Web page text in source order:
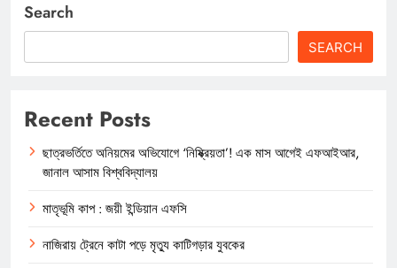
Search
SEARCH
Recent Posts
ছাত্রভর্তিতে অনিয়মের অভিযোগে ‘নিষ্ক্রিয়তা’! এক মাস আগেই এফআইআর,
জানাল আসাম বিশ্ববিদ্যালয়
মাতৃভূমি কাপ : জয়ী ইন্ডিয়ান এফসি
নাজিরায় ট্রেনে কাটা পড়ে মৃত্যু কাটিগড়ার যুবকের